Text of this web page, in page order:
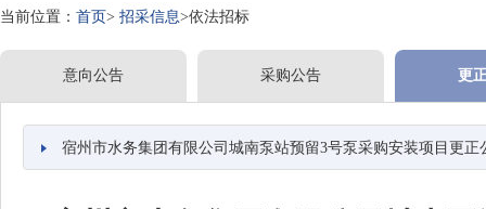
当前位置： 首页> 招采信息>依法招标
意向公告 采购公告 更
宿州市水务集团有限公司城南泵站预留3号泵采购安装项目更正